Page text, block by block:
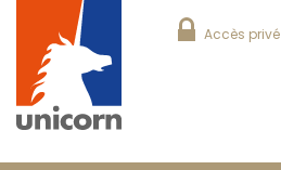
Accès privé